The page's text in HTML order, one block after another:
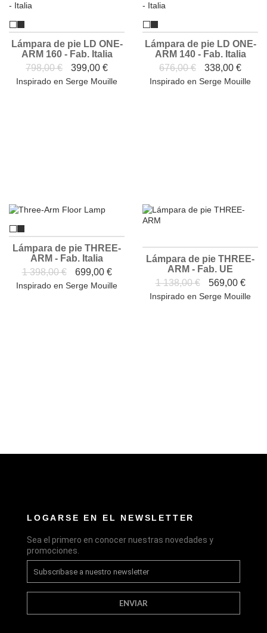
Lámpara de pie LD ONE-
ARM 160 - Fab. Italia
798,00 €
399,00 €
Inspirado en Serge Mouille
Lámpara de pie LD ONE-
ARM 140 - Fab. Italia
676,00 €
338,00 €
Inspirado en Serge Mouille
Lámpara de pie THREE-
ARM - Fab. Italia
1 398,00 €
699,00 €
Inspirado en Serge Mouille
Lámpara de pie THREE-
ARM - Fab. UE
1 138,00 €
569,00 €
Inspirado en Serge Mouille
LOGARSE EN EL NEWSLETTER
Sea el primero en conocer nuestras novedades y
promociones.
ENVIAR